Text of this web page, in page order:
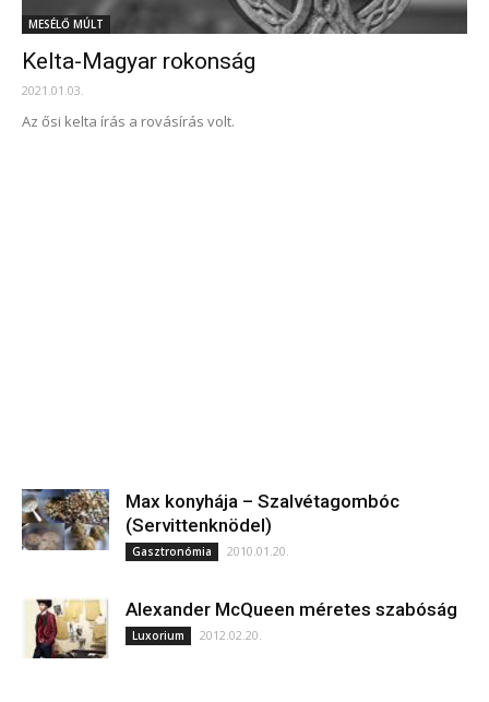
MESÉLŐ MÚLT
Kelta-Magyar rokonság
2021.01.03.
Az ősi kelta írás a rovásírás volt.
Max konyhája – Szalvétagombóc
(Servittenknödel)
Gasztronómia 2010.01.20.
Alexander McQueen méretes szabóság
Luxorium 2012.02.20.